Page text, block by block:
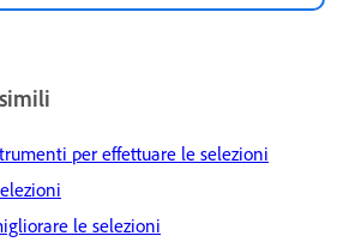
per effettuare le selezioni
le selezioni